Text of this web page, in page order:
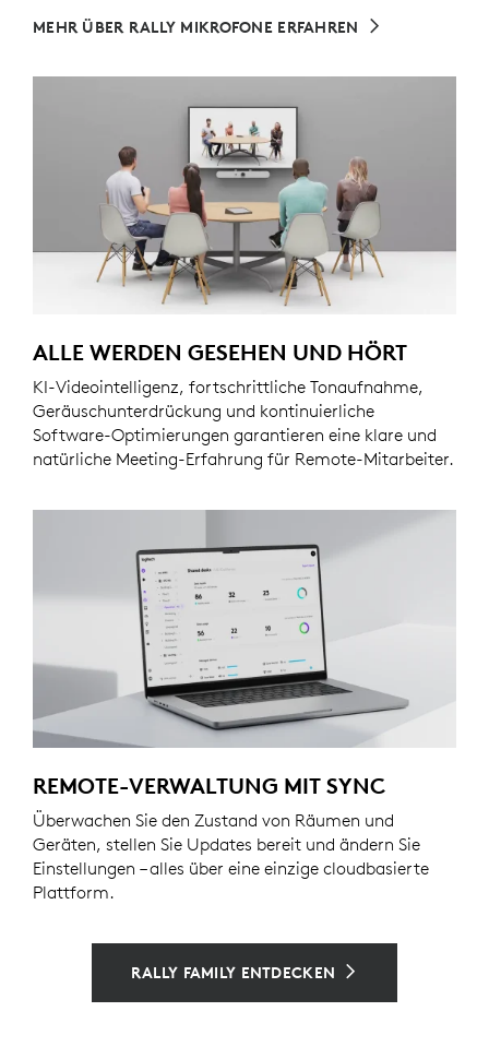
MEHR ÜBER RALLY MIKROFONE ERFAHREN
ALLE WERDEN GESEHEN UND HÖRT
KI-Videointelligenz, fortschrittliche Tonaufnahme,
Geräuschunterdrückung und kontinuierliche
Software-Optimierungen garantieren eine klare und
natürliche Meeting-Erfahrung für Remote-Mitarbeiter.
REMOTE-VERWALTUNG MIT SYNC
Überwachen Sie den Zustand von Räumen und
Geräten, stellen Sie Updates bereit und ändern Sie
Einstellungen – alles über eine einzige cloudbasierte
Plattform.
RALLY FAMILY ENTDECKEN